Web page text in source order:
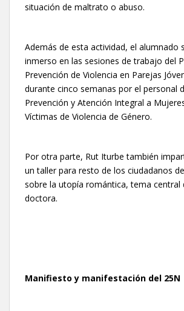
situación de maltrato o abuso.
Además de esta actividad, el alumnado
inmerso en las sesiones de trabajo del
Prevención de Violencia en Parejas
durante cinco semanas por el personal
Prevención y Atención Integral a
Víctimas de Violencia de Género.
Por otra parte, Rut Iturbe también
un taller para resto de los ciudadanos
sobre la utopía romántica, tema central
doctora.
Manifiesto y manifestación del 25N